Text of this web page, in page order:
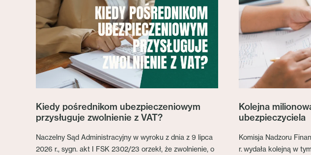
Kiedy pośrednikom ubezpieczeniowym
przysługuje zwolnienie z VAT?
Naczelny Sąd Administracyjny w wyroku z dnia z 9 lipca
2026 r., sygn. akt I FSK 2302/23 orzekł, że zwolnienie, o
Kolejna
ubezpieczyciela
Komisja Nadzoru
r. wydała kolejną w